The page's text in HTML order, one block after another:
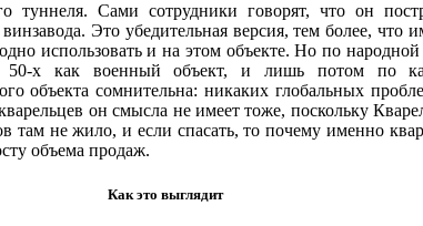
туннеля. Сами сотрудники говорят, что он
Это убедительная версия, тем более, что
использовать и на этом объекте. Но по народной
50-х как военный объект, и лишь потом по
объекта сомнительна: никаких глобальных
он смысла не имеет тоже, поскольку
там не жило, и если спасать, то почему именно
объема продаж.
Как это выглядит